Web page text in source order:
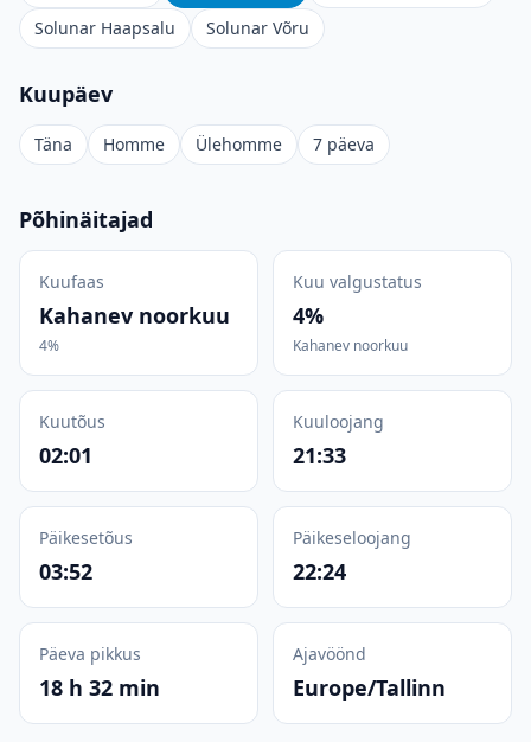
Solunar Haapsalu
Solunar Võru
Kuupäev
Täna Homme Ülehomme 7 päeva
Põhinäitajad
Kuufaas
Kahanev noorkuu
4%
Kuu valgustatus
4%
Kahanev noorkuu
Kuutõus
02:01
Kuuloojang
21:33
Päikesetõus
03:52
Päikeseloojang
22:24
Päeva pikkus
18 h 32 min
Ajavöönd
Europe/Tallinn